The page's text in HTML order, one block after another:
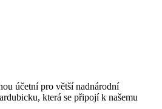
účetní pro větší nadnárodní
která se připojí k našemu